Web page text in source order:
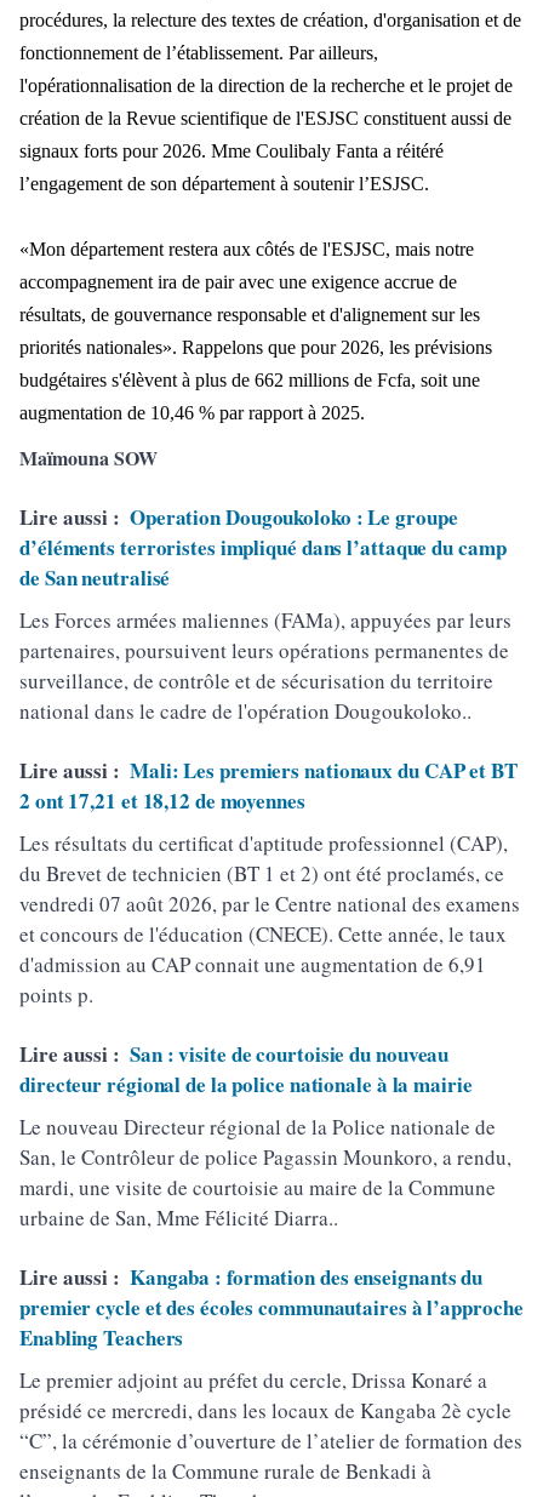
procédures, la relecture des textes de création, d'organisation et de
fonctionnement de l’établissement. Par ailleurs,
l'opérationnalisation de la direction de la recherche et le projet de
création de la Revue scientifique de l'ESJSC constituent aussi de
signaux forts pour 2026. Mme Coulibaly Fanta a réitéré
l’engagement de son département à soutenir l’ESJSC.
«Mon département restera aux côtés de l'ESJSC, mais notre
accompagnement ira de pair avec une exigence accrue de
résultats, de gouvernance responsable et d'alignement sur les
priorités nationales». Rappelons que pour 2026, les prévisions
budgétaires s'élèvent à plus de 662 millions de Fcfa, soit une
augmentation de 10,46 % par rapport à 2025.
Maïmouna SOW
Lire aussi : Operation Dougoukoloko : Le groupe
d’éléments terroristes impliqué dans l’attaque du camp
de San neutralisé
Les Forces armées maliennes (FAMa), appuyées par leurs
partenaires, poursuivent leurs opérations permanentes de
surveillance, de contrôle et de sécurisation du territoire
national dans le cadre de l'opération Dougoukoloko..
Lire aussi : Mali: Les premiers nationaux du CAP et BT
2 ont 17,21 et 18,12 de moyennes
Les résultats du certificat d'aptitude professionnel (CAP),
du Brevet de technicien (BT 1 et 2) ont été proclamés, ce
vendredi 07 août 2026, par le Centre national des examens
et concours de l'éducation (CNECE). Cette année, le taux
d'admission au CAP connait une augmentation de 6,91
points p.
Lire aussi : San : visite de courtoisie du nouveau
directeur régional de la police nationale à la mairie
Le nouveau Directeur régional de la Police nationale de
San, le Contrôleur de police Pagassin Mounkoro, a rendu,
mardi, une visite de courtoisie au maire de la Commune
urbaine de San, Mme Félicité Diarra..
Lire aussi : Kangaba : formation des enseignants du
premier cycle et des écoles communautaires à l’approche
Enabling Teachers
Le premier adjoint au préfet du cercle, Drissa Konaré a
présidé ce mercredi, dans les locaux de Kangaba 2è cycle
“C”, la cérémonie d’ouverture de l’atelier de formation des
enseignants de la Commune rurale de Benkadi à